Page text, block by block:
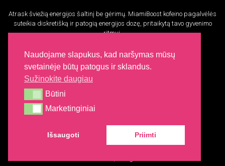
Atrask šviežią energijos šaltinį be gėrimų. MiamiBoost kofeino pagalvėlės
suteikia diskretišką ir patogią energijos dozę, pritaikytą tavo gyvenimo
ritmui.
Informacija
Slapukų politika
Privatumo politika
Pristatymas
Naudojame slapukus, kad naršymas mūsų
svetainėje būtų patogus ir sklandus.
Sužinokite daugiau
Būtini
Marketinginiai
Marketinginiai
Išsaugoti Priimti